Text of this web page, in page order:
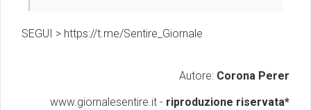
SEGUI > https://t.me/Sentire_Giornale
Autore: Corona Perer
www.giornalesentire.it - riproduzione riservata*